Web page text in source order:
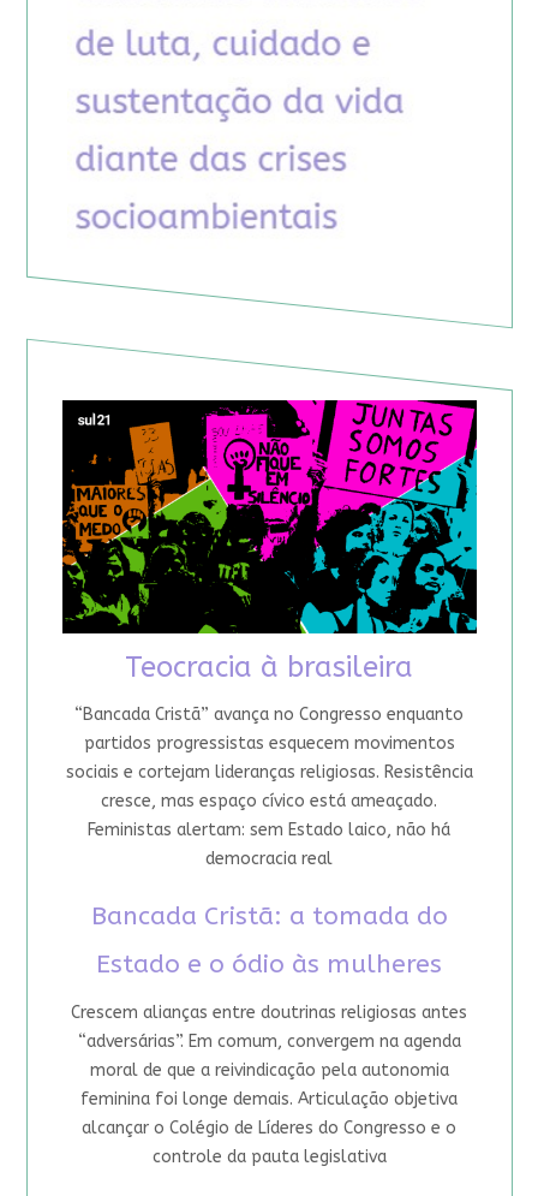
Teocracia à brasileira
“Bancada Cristã” avança no Congresso enquanto
partidos progressistas esquecem movimentos
sociais e cortejam lideranças religiosas. Resistência
cresce, mas espaço cívico está ameaçado.
Feministas alertam: sem Estado laico, não há
democracia real
Bancada Cristã: a tomada do
Estado e o ódio às mulheres
Crescem alianças entre doutrinas religiosas antes
“adversárias”. Em comum, convergem na agenda
moral de que a reivindicação pela autonomia
feminina foi longe demais. Articulação objetiva
alcançar o Colégio de Líderes do Congresso e o
controle da pauta legislativa